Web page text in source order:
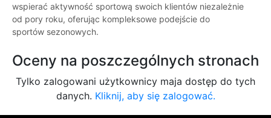
wspierać aktywność sportową swoich klientów niezależnie
od pory roku, oferując kompleksowe podejście do
sportów sezonowych.
Oceny na poszczególnych stronach
Tylko zalogowani użytkownicy maja dostęp do tych
danych. Kliknij, aby się zalogować.